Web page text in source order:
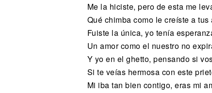
Me la hiciste, pero de esta me
Qué chimba como le creíste a
Fuiste la única, yo tenía
Un amor como el nuestro no
Y yo en el ghetto, pensando si
Si te veías hermosa con este
Mi iba tan bien contigo, eras mi